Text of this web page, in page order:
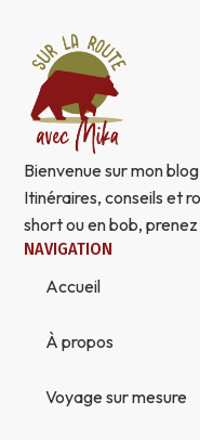
Bienvenue sur mon
Itinéraires, conseils et
short ou en bob,
NAVIGATION
Accueil
À propos
Voyage sur mesure